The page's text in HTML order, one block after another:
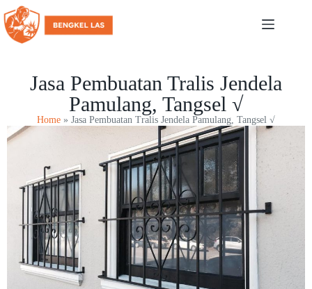
Jasa Pembuatan Tralis Jendela
Pamulang, Tangsel √
Home » Jasa Pembuatan Tralis Jendela Pamulang, Tangsel √